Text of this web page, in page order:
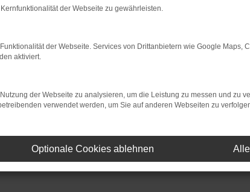
NIEDERMAYER
der Webseite zu gewährleisten.
der Webseite. Services von Drittanbietern wie Google Maps,
aktiviert.
der Webseite zu analysieren, um die Leistung zu messen und zu
verwendet werden, um Sie auf anderen Webseiten zu
Optionale Cookies ablehnen